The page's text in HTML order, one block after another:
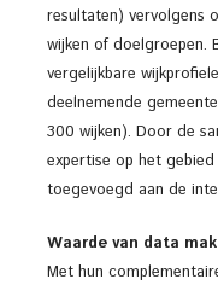
resultaten) vervolgens
wijken of doelgroepen.
vergelijkbare
deelnemende
300 wijken). Door de
expertise op het
toegevoegd aan de
Waarde van data
Met hun